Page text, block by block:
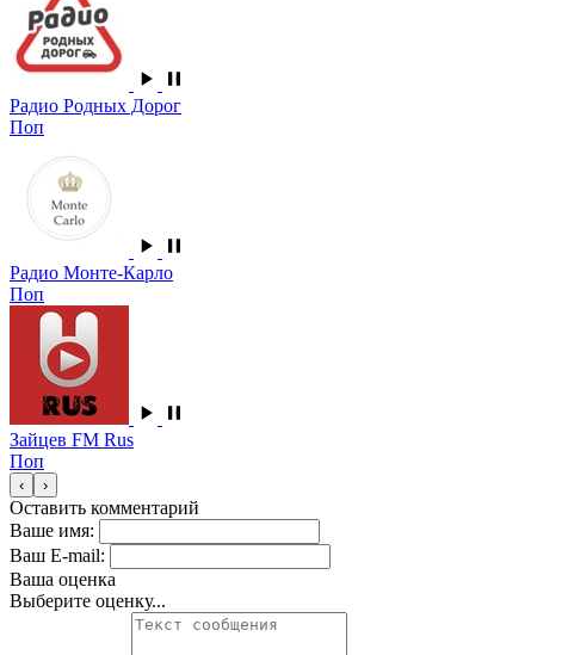
Радио Родных Дорог
Поп
Радио Монте-Карло
Поп
Зайцев FM Rus
Поп
‹ ›
Оставить комментарий
Ваше имя:
Ваш E-mail:
Ваша оценка
Выберите оценку...